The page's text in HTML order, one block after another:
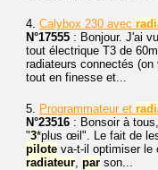
4. Calybox 230 avec
N°17555 : Bonjour. J'ai
tout électrique T3 de
radiateurs connectés
tout en finesse et...
5. Programmateur et
N°23516 : Bonsoir à
"3*plus œil". Le fait de
pilote va-t-il optimiser le
radiateur, par son...